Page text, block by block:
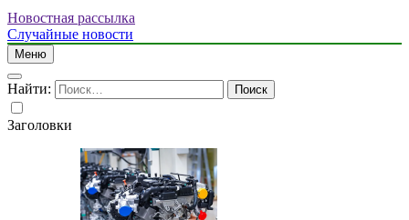
Новостная рассылка
Случайные новости
Меню
Найти:
Заголовки